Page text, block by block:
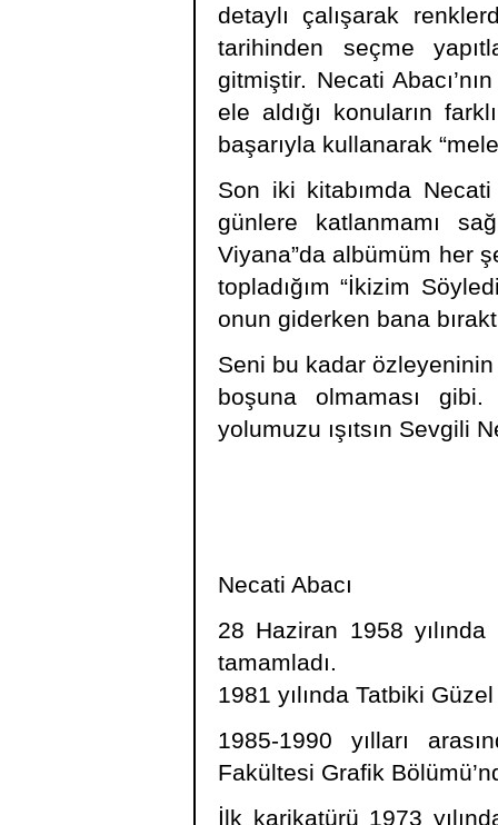
detaylı çalışarak
tarihinden seçme
gitmiştir. Necati
ele aldığı konuların
başarıyla kullanarak
Son iki kitabımda
günlere katlanmamı
Viyana”da albümüm her
topladığım “İkizim
onun giderken bana
Seni bu kadar
boşuna olmaması
yolumuzu ışıtsın Sevgili
Necati Abacı
28 Haziran 1958
tamamladı.
1981 yılında Tatbiki
1985-1990 yılları
Fakültesi Grafik
İlk karikatürü 1973